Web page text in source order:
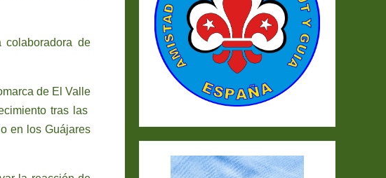
de
de El Valle
tras las
en los Guájares